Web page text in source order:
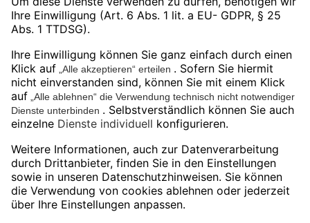
ASM
Social Media
LinkedIn
Facebook
Instagram
YouTube